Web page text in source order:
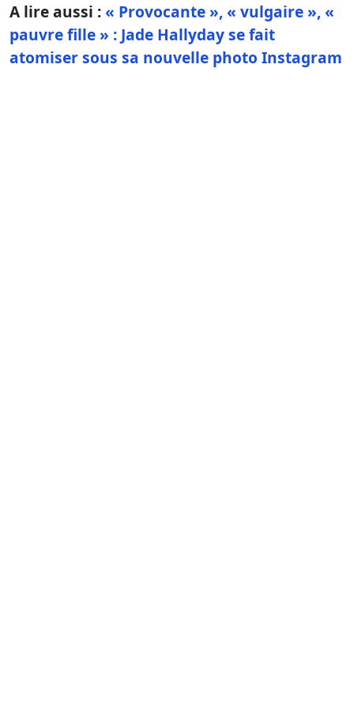
A lire aussi :« Provocante », « vulgaire », «
pauvre fille » : Jade Hallyday se fait
atomiser sous sa nouvelle photo Instagram